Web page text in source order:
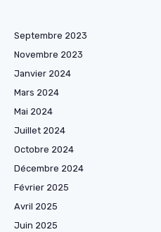
Septembre 2023
Novembre 2023
Janvier 2024
Mars 2024
Mai 2024
Juillet 2024
Octobre 2024
Décembre 2024
Février 2025
Avril 2025
Juin 2025